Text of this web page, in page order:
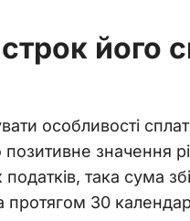
його
особливості
значення
така сума
протягом 30